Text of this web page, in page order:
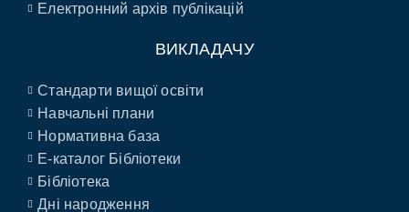
Електронний архів публікацій
ВИКЛАДАЧУ
Стандарти вищої освіти
Навчальні плани
Нормативна база
E-каталог Бібліотеки
Бібліотека
Дні народження